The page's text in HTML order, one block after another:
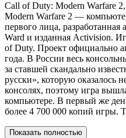
Call of Duty: Modern Warfare 2,
Modern Warfare 2 —
первого лица,
Ward и изданная Activision.
of Duty. Проект официально
года. В России весь
за ставшей скандально
русски», которую оказалось
консолях, поэтому игра
компьютере. В первый же
более 4 700 000 копий игры.
Показать полностью